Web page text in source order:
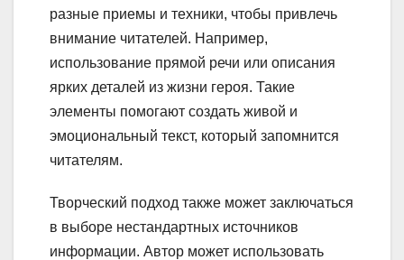
разные приемы и техники, чтобы привлечь
внимание читателей. Например,
использование прямой речи или описания
ярких деталей из жизни героя. Такие
элементы помогают создать живой и
эмоциональный текст, который запомнится
читателям.
Творческий подход также может заключаться
в выборе нестандартных источников
информации. Автор может использовать